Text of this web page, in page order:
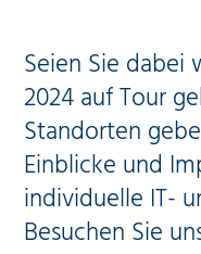
Seien Sie dabei
2024 auf Tour
Standorten
Einblicke und
individuelle IT-
Besuchen Sie